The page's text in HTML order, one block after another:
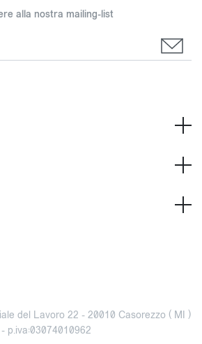
alla nostra mailing-list
del Lavoro 22 - 20010 Casorezzo ( MI )
- p.iva:03074010962